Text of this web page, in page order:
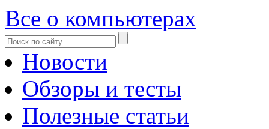
Все о компьютерах
Новости
Обзоры и тесты
Полезные статьи